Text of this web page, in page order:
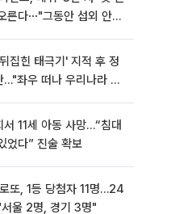
른다⋯"그동안 섭외 안
집힌 태극기' 지적 후 정
…"좌우 떠나 우리나라 국
서 11세 아동 사망…“침대
었다” 진술 확보
또, 1등 당첨자 11명…24
울 2명, 경기 3명"